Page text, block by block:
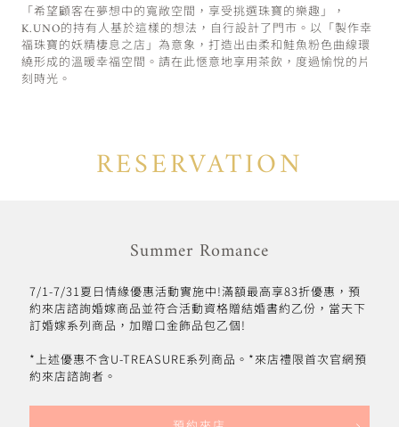
「希望顧客在夢想中的寬敞空間，享受挑選珠寶的樂趣」，
K.UNO的持有人基於這樣的想法，自行設計了門市。以「製作幸
福珠寶的妖精棲息之店」為意象，打造出由柔和鮭魚粉色曲線環
繞形成的溫暖幸福空間。請在此愜意地享用茶飲，度過愉悅的片
刻時光。
RESERVATION
Summer Romance
7/1-7/31夏日情緣優惠活動實施中!滿額最高享83折優惠，預
約來店諮詢婚嫁商品並符合活動資格贈結婚書約乙份，當天下
訂婚嫁系列商品，加贈口金飾品包乙個!
*上述優惠不含U-TREASURE系列商品。*來店禮限首次官網預
約來店諮詢者。